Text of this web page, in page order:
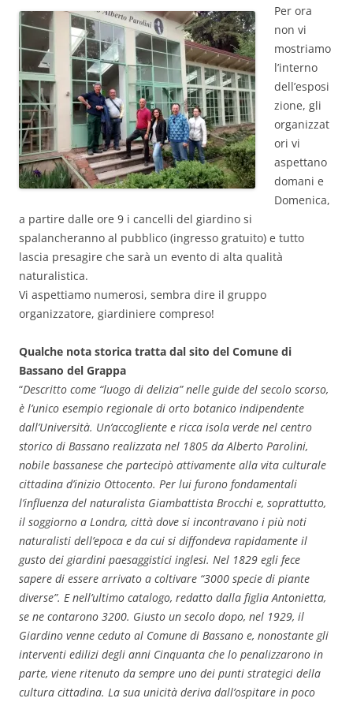
Per ora
non vi
mostriamo
l’interno
dell’esposi
zione, gli
organizzat
ori vi
aspettano
domani e
Domenica,
a partire dalle ore 9 i cancelli del giardino si
spalancheranno al pubblico (ingresso gratuito) e tutto
lascia presagire che sarà un evento di alta qualità
naturalistica.
Vi aspettiamo numerosi, sembra dire il gruppo
organizzatore, giardiniere compreso!
Qualche nota storica tratta dal sito del Comune di
Bassano del Grappa
“Descritto come “luogo di delizia” nelle guide del secolo scorso,
è l’unico esempio regionale di orto botanico indipendente
dall’Università. Un’accogliente e ricca isola verde nel centro
storico di Bassano realizzata nel 1805 da Alberto Parolini,
nobile bassanese che partecipò attivamente alla vita culturale
cittadina d’inizio Ottocento. Per lui furono fondamentali
l’influenza del naturalista Giambattista Brocchi e, soprattutto,
il soggiorno a Londra, città dove si incontravano i più noti
naturalisti dell’epoca e da cui si diffondeva rapidamente il
gusto dei giardini paesaggistici inglesi. Nel 1829 egli fece
sapere di essere arrivato a coltivare “3000 specie di piante
diverse”. E nell’ultimo catalogo, redatto dalla figlia Antonietta,
se ne contarono 3200. Giusto un secolo dopo, nel 1929, il
Giardino venne ceduto al Comune di Bassano e, nonostante gli
interventi edilizi degli anni Cinquanta che lo penalizzarono in
parte, viene ritenuto da sempre uno dei punti strategici della
cultura cittadina. La sua unicità deriva dall’ospitare in poco